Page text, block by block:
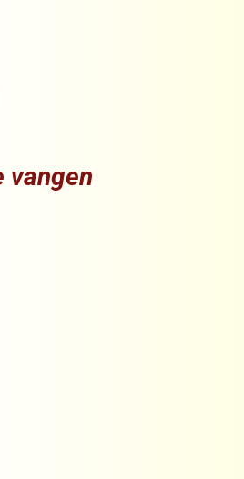
vangen